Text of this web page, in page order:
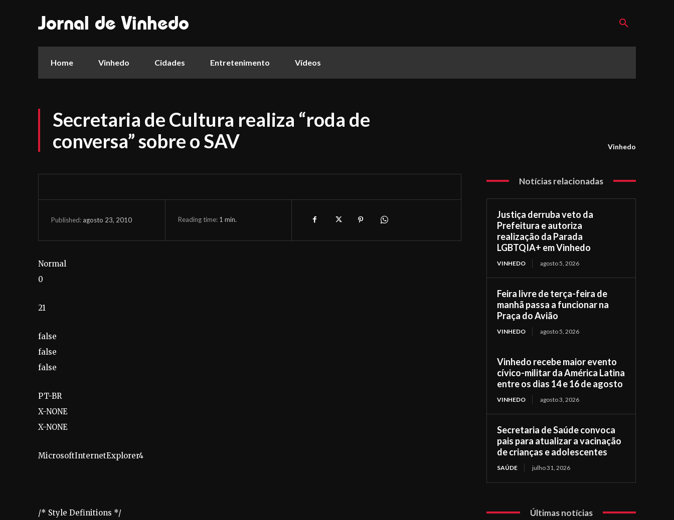
Jornal de Vinhedo
Home Vinhedo Cidades Entretenimento Vídeos
Secretaria de Cultura realiza “roda de
conversa” sobre o SAV
Vinhedo
Published: agosto 23, 2010 Reading time: 1 min.
Normal
0
21
false
false
false
PT-BR
X-NONE
X-NONE
MicrosoftInternetExplorer4
/* Style Definitions */
Notícias relacionadas
Justiça derruba veto da
Prefeitura e autoriza
realização da Parada
LGBTQIA+ em Vinhedo
VINHEDO agosto 5, 2026
Feira livre de terça-feira de
manhã passa a funcionar na
Praça do Avião
VINHEDO agosto 5, 2026
Vinhedo recebe maior evento
cívico-militar da América Latina
entre os dias 14 e 16 de agosto
VINHEDO agosto 3, 2026
Secretaria de Saúde convoca
pais para atualizar a vacinação
de crianças e adolescentes
SAÚDE julho 31, 2026
Últimas notícias